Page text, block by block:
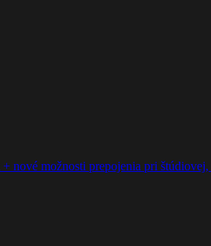
nové možnosti prepojenia pri